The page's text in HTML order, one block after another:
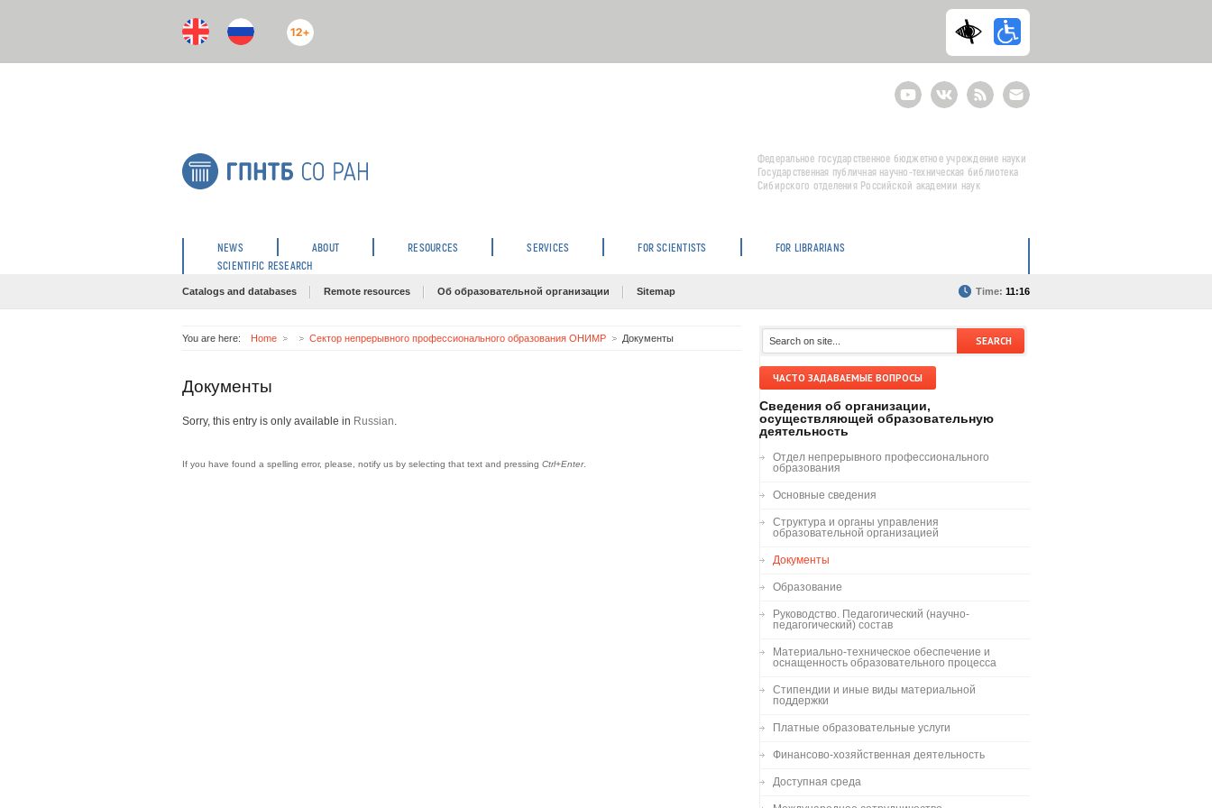
12+
YoutubeВКонтактеRSS
E-
mail
подписка
Федеральное государственное бюджетное учреждение науки
Государственная публичная научно-техническая библиотека
Сибирского отделения Российской академии наук
NEWS ABOUT RESOURCES SERVICES FOR SCIENTISTS
FOR LIBRARIANS
SCIENTIFIC RESEARCH
Catalogs and databases Remote resources Об образовательной организации Sitemap Time: 11:16
You are here: Home Сектор непрерывного профессионального образования ОНИМР Документы
Документы
Sorry, this entry is only available in Russian.
If you have found a spelling error, please, notify us by selecting that text and pressing Ctrl+Enter.
ЧАСТО ЗАДАВАЕМЫЕ ВОПРОСЫ
Сведения об организации,
осуществляющей образовательную
деятельность
Отдел непрерывного профессионального
образования
Основные сведения
Структура и органы управления
образовательной организацией
Документы
Образование
Руководство. Педагогический (научно-
педагогический) состав
Материально-техническое обеспечение и
оснащенность образовательного процесса
Стипендии и иные виды материальной
поддержки
Платные образовательные услуги
Финансово-хозяйственная деятельность
Доступная среда